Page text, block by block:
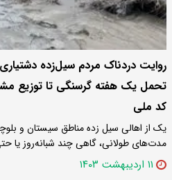
روایت دردناک مردم سیل‌زده
تحمل یک هفته گرسنگی تا توزیع
کد ملی
یک از اهالی سیل زده مناطق سیستان و
مدت‌های طولانی، گاهی چند شبانه‌روز یا
۱۱ اردیبهشت ۱۴۰۳